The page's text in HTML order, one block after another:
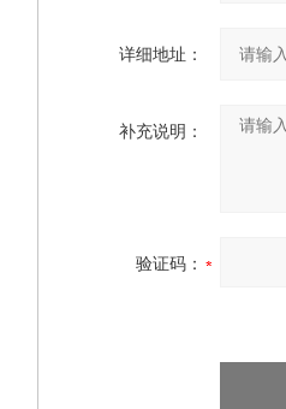
详细地址：
补充说明：
验证码：